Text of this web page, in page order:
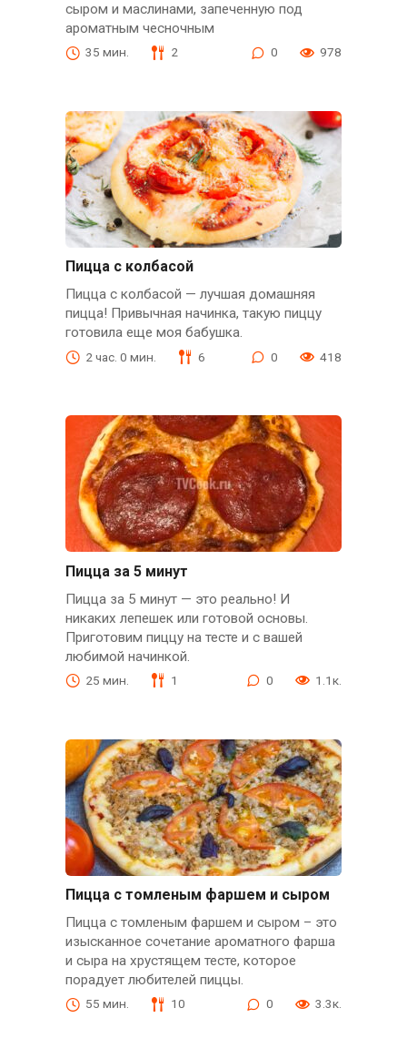
сыром и маслинами, запеченную под
ароматным чесночным
35 мин. 2 0 978
Пицца с колбасой
Пицца с колбасой — лучшая домашняя
пицца! Привычная начинка, такую пиццу
готовила еще моя бабушка.
2 час. 0 мин. 6 0 418
Пицца за 5 минут
Пицца за 5 минут — это реально! И
никаких лепешек или готовой основы.
Приготовим пиццу на тесте и с вашей
любимой начинкой.
25 мин. 1 0 1.1к.
Пицца с томленым фаршем и сыром
Пицца с томленым фаршем и сыром – это
изысканное сочетание ароматного фарша
и сыра на хрустящем тесте, которое
порадует любителей пиццы.
55 мин. 10 0 3.3к.